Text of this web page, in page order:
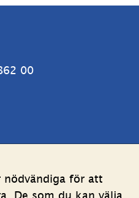
nödvändiga för att
De som du kan välja
00